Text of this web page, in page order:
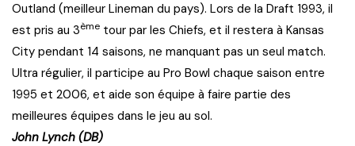
Outland (meilleur Lineman du pays). Lors de la Draft 1993, il
est pris au 3ème tour par les Chiefs, et il restera à Kansas
City pendant 14 saisons, ne manquant pas un seul match.
Ultra régulier, il participe au Pro Bowl chaque saison entre
1995 et 2006, et aide son équipe à faire partie des
meilleures équipes dans le jeu au sol.
John Lynch (DB)